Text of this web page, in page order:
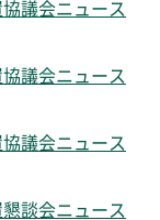
議会ニュース
議会ニュース
議会ニュース
談会ニュース